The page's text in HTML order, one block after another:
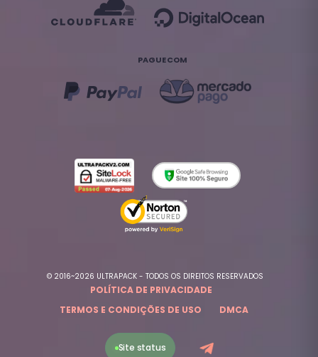
PAGUE COM
© 2016~2026 ULTRAPACK - TODOS OS DIREITOS RESERVADOS
POLÍTICA DE PRIVACIDADE
TERMOS E CONDIÇÕES DE USO
DMCA
Site status